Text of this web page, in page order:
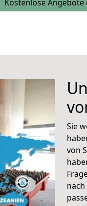
Kostenlose Angebote
Sie
von